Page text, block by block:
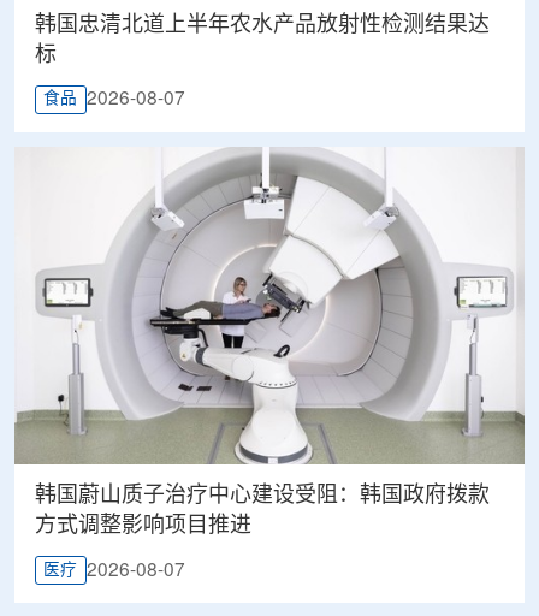
韩国忠清北道上半年农水产品放射性检测结果达
标
食品 2026-08-07
韩国蔚山质子治疗中心建设受阻：韩国政府拨款
方式调整影响项目推进
医疗 2026-08-07